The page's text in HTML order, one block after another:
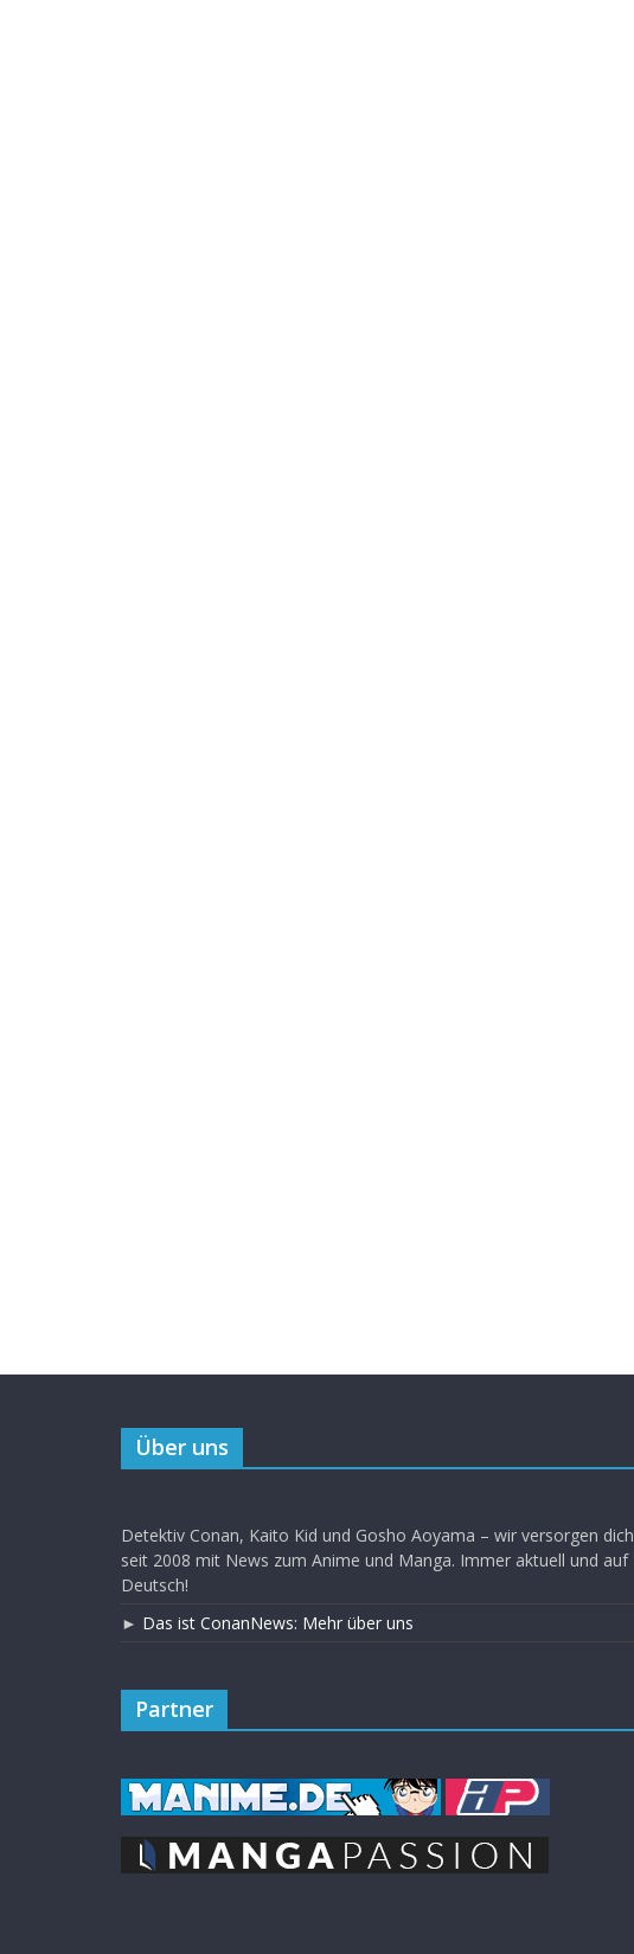
Über uns
Detektiv Conan, Kaito Kid und Gosho Aoyama – wir versorgen dich
seit 2008 mit News zum Anime und Manga. Immer aktuell und auf
Deutsch!
► Das ist ConanNews: Mehr über uns
Partner